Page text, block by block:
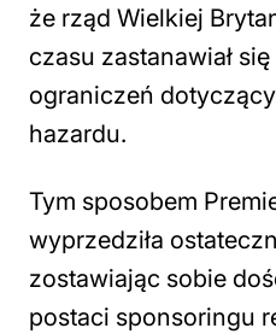
że rząd Wielkiej
czasu zastanawiał
ograniczeń
hazardu.
Tym sposobem
wyprzedziła
zostawiając sobie
postaci sponsoringu